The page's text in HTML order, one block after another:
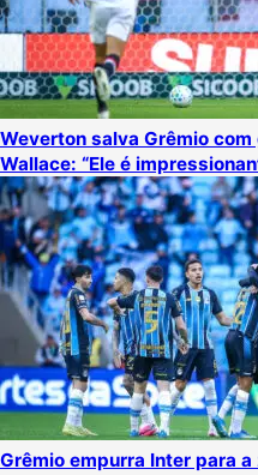
Weverton salva Grêmio
Wallace: “Ele é
Grêmio empurra Inter para